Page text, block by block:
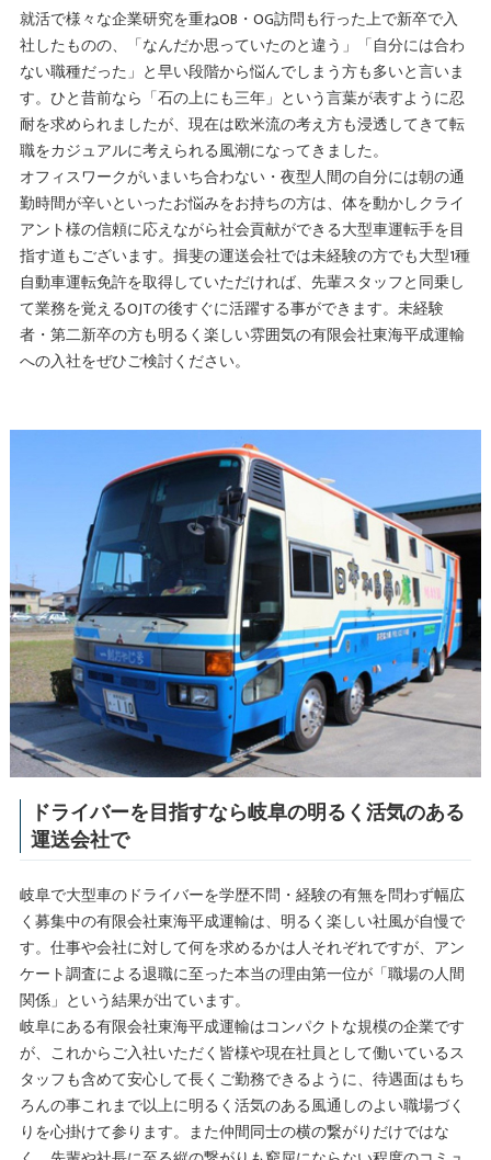
就活で様々な企業研究を重ねOB・OG訪問も行った上で新卒で入
社したものの、「なんだか思っていたのと違う」「自分には合わ
ない職種だった」と早い段階から悩んでしまう方も多いと言いま
す。ひと昔前なら「石の上にも三年」という言葉が表すように忍
耐を求められましたが、現在は欧米流の考え方も浸透してきて転
職をカジュアルに考えられる風潮になってきました。
オフィスワークがいまいち合わない・夜型人間の自分には朝の通
勤時間が辛いといったお悩みをお持ちの方は、体を動かしクライ
アント様の信頼に応えながら社会貢献ができる大型車運転手を目
指す道もございます。揖斐の運送会社では未経験の方でも大型1種
自動車運転免許を取得していただければ、先輩スタッフと同乗し
て業務を覚えるOJTの後すぐに活躍する事ができます。未経験
者・第二新卒の方も明るく楽しい雰囲気の有限会社東海平成運輸
への入社をぜひご検討ください。
ドライバーを目指すなら岐阜の明るく活気のある
運送会社で
岐阜で大型車のドライバーを学歴不問・経験の有無を問わず幅広
く募集中の有限会社東海平成運輸は、明るく楽しい社風が自慢で
す。仕事や会社に対して何を求めるかは人それぞれですが、アン
ケート調査による退職に至った本当の理由第一位が「職場の人間
関係」という結果が出ています。
岐阜にある有限会社東海平成運輸はコンパクトな規模の企業です
が、これからご入社いただく皆様や現在社員として働いているス
タッフも含めて安心して長くご勤務できるように、待遇面はもち
ろんの事これまで以上に明るく活気のある風通しのよい職場づく
りを心掛けて参ります。また仲間同士の横の繋がりだけではな